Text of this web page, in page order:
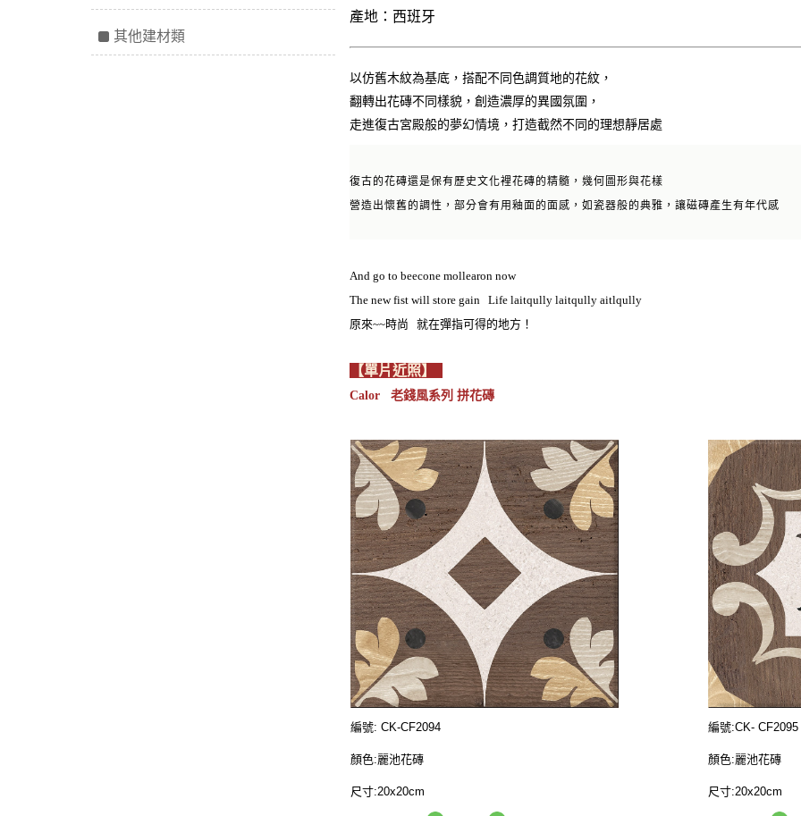
其他建材類
產地：西班牙
以仿舊木紋為基底，搭配不同色調質地的花紋，
翻轉出花磚不同樣貌，創造濃厚的異國氛圍，
走進復古宮殿般的夢幻情境，打造截然不同的理想靜居處
復古的花磚還是保有歷史文化裡花磚的精髓，幾何圖形與花樣
營造出懷舊的調性，部分會有用釉面的面感，如瓷器般的典雅，讓磁磚產生有年代感
And go to beecone mollearon now
The new fist will store gain Life laitqully laitqully aitlqully
原來~~時尚 就在彈指可得的地方！
【單片近照】
Calor 老錢風系列 拼花磚
編號: CK-CF2094
顏色:麗池花磚
尺寸:20x20cm
編號:CK- CF2095
顏色:麗池花磚
尺寸:20x20cm